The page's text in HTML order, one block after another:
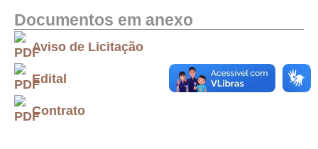
Documentos em anexo
Aviso de Licitação
Edital
Contrato